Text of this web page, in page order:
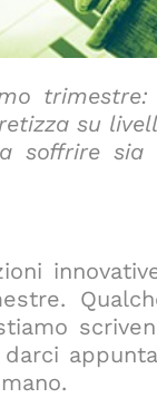
trimestre:
su
soffrire sia